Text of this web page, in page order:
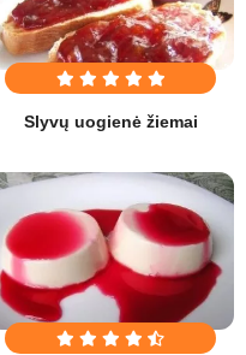
Slyvų uogienė žiemai